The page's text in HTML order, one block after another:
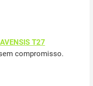
T27
compromisso.